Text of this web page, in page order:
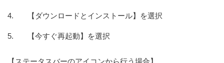
【ダウンロードとインストール】を選択
【今すぐ再起動】を選択
【ステータスバーのアイコンから行う場合】